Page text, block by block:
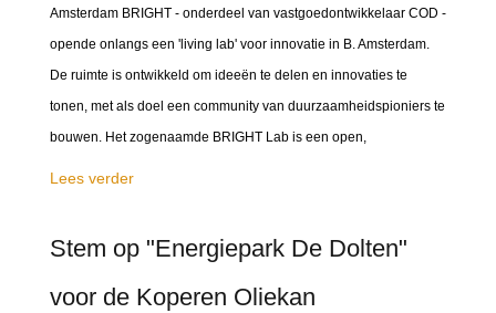
Amsterdam BRIGHT - onderdeel van vastgoedontwikkelaar COD -
opende onlangs een 'living lab' voor innovatie in B. Amsterdam.
De ruimte is ontwikkeld om ideeën te delen en innovaties te
tonen, met als doel een community van duurzaamheidspioniers te
bouwen. Het zogenaamde BRIGHT Lab is een open,
Lees verder
Stem op "Energiepark De Dolten"
voor de Koperen Oliekan